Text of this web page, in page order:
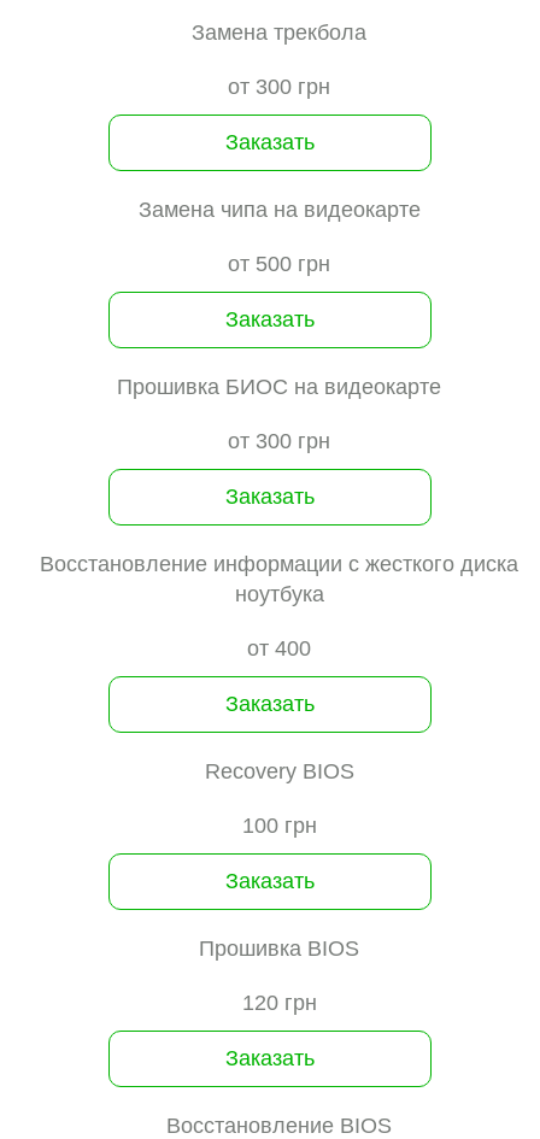
Замена трекбола
от 300 грн
Заказать
Замена чипа на видеокарте
от 500 грн
Заказать
Прошивка БИОС на видеокарте
от 300 грн
Заказать
Восстановление информации с жесткого диска
ноутбука
от 400
Заказать
Recovery BIOS
100 грн
Заказать
Прошивка BIOS
120 грн
Заказать
Восстановление BIOS